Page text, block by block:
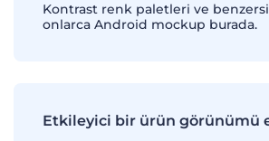
Kontrast renk paletleri ve
onlarca Android mockup burada.
Etkileyici bir ürün görünümü